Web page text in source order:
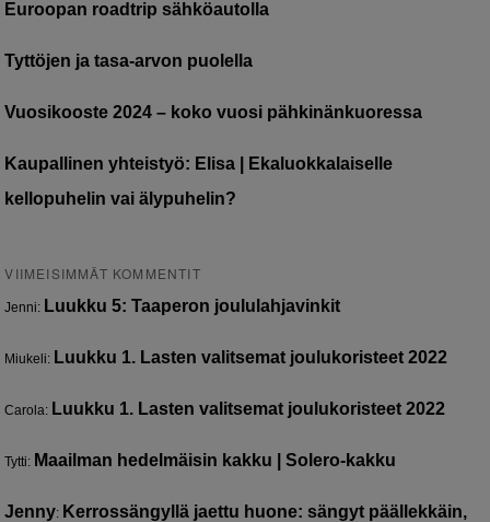
Euroopan roadtrip sähköautolla
Tyttöjen ja tasa-arvon puolella
Vuosikooste 2024 – koko vuosi pähkinänkuoressa
Kaupallinen yhteistyö: Elisa | Ekaluokkalaiselle
kellopuhelin vai älypuhelin?
VIIMEISIMMÄT KOMMENTIT
Jenni: Luukku 5: Taaperon joululahjavinkit
Miukeli: Luukku 1. Lasten valitsemat joulukoristeet 2022
Carola: Luukku 1. Lasten valitsemat joulukoristeet 2022
Tytti: Maailman hedelmäisin kakku | Solero-kakku
Jenny: Kerrossängyllä jaettu huone: sängyt päällekkäin,